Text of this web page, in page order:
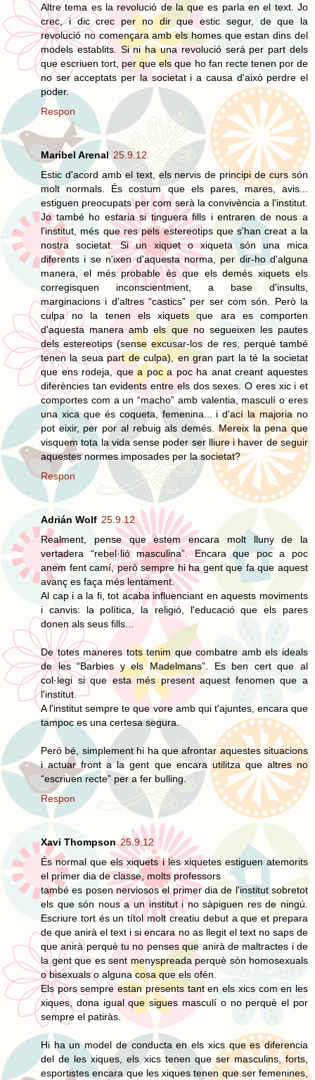
Altre tema es la revolució de la que es parla en el text. Jo
crec, i dic crec per no dir que estic segur, de que la
revolució no començara amb els homes que estan dins del
models establits. Si ni ha una revolució será per part dels
que escriuen tort, per que els que ho fan recte tenen por de
no ser acceptats per la societat i a causa d'això perdre el
poder.
Respon
Maribel Arenal 25.9.12
Estic d'acord amb el text, els nervis de principi de curs són
molt normals. És costum que els pares, mares, avis...
estiguen preocupats per com serà la convivència a l'institut.
Jo també ho estaria si tinguera fills i entraren de nous a
l'institut, més que res pels estereotips que s'han creat a la
nostra societat. Si un xiquet o xiqueta són una mica
diferents i se n'ixen d'aquesta norma, per dir-ho d'alguna
manera, el més probable és que els demés xiquets els
corregisquen inconscientment, a base d'insults,
marginacions i d'altres “castics” per ser com són. Però la
culpa no la tenen els xiquets que ara es comporten
d'aquesta manera amb els que no segueixen les pautes
dels estereotips (sense excusar-los de res, perquè també
tenen la seua part de culpa), en gran part la té la societat
que ens rodeja, que a poc a poc ha anat creant aquestes
diferències tan evidents entre els dos sexes. O eres xic i et
comportes com a un “macho” amb valentia, masculí o eres
una xica que és coqueta, femenina... i d'ací la majoria no
pot eixir, per por al rebuig als demés. Mereix la pena que
visquem tota la vida sense poder ser lliure i haver de seguir
aquestes normes imposades per la societat?
Respon
Adrián Wolf 25.9.12
Realment, pense que estem encara molt lluny de la
vertadera “rebel·lió masculina”. Encara que poc a poc
anem fent camí, però sempre hi ha gent que fa que aquest
avanç es faça més lentament.
Al cap i a la fi, tot acaba influenciant en aquests moviments
i canvis: la política, la religió, l'educació que els pares
donen als seus fills...
De totes maneres tots tenim que combatre amb els ideals
de les “Barbies y els Madelmans”. Es ben cert que al
col·legi si que esta més present aquest fenomen que a
l'institut.
A l'institut sempre te que vore amb qui t'ajuntes, encara que
tampoc es una certesa segura.
Peró bé, simplement hi ha que afrontar aquestes situacions
i actuar front a la gent que encara utilitza que altres no
“escriuen recte” per a fer bulling.
Respon
Xavi Thompson 25.9.12
És normal que els xiquets i les xiquetes estiguen atemorits
el primer dia de classe, molts professors
també es posen nerviosos el primer dia de l'institut sobretot
els que són nous a un institut i no sàpiguen res de ningú.
Escriure tort és un títol molt creatiu debut a que et prepara
de que anirà el text i si encara no as llegit el text no saps de
que anirà perquè tu no penses que anirà de maltractes i de
la gent que es sent menyspreada perquè són homosexuals
o bisexuals o alguna cosa que els ofén.
Els pors sempre estan presents tant en els xics com en les
xiques, dona igual que sigues masculí o no perquè el por
sempre el patiràs.
Hi ha un model de conducta en els xics que es diferencia
del de les xiques, els xics tenen que ser masculins, forts,
esportistes encara que les xiques tenen que ser femenines,